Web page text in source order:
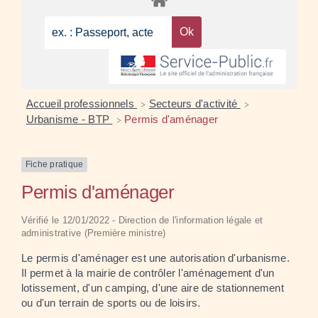
Accueil professionnels > Secteurs d'activité >
Urbanisme - BTP > Permis d'aménager
Fiche pratique
Permis d'aménager
Vérifié le 12/01/2022 - Direction de l'information légale et
administrative (Première ministre)
Le permis d'aménager est une autorisation d'urbanisme.
Il permet à la mairie de contrôler l'aménagement d'un
lotissement, d'un camping, d'une aire de stationnement
ou d'un terrain de sports ou de loisirs.